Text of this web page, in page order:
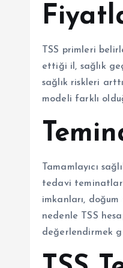
TSS primleri
ettiği il, sağlık
sağlık riskleri
modeli farklı
Tamamlayıcı
tedavi
imkanları,
nedenle TSS
değerlendirmek